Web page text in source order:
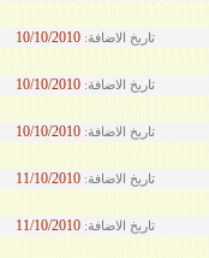
تاريخ الاضافة: 10/10/2010
تاريخ الاضافة: 10/10/2010
تاريخ الاضافة: 10/10/2010
تاريخ الاضافة: 11/10/2010
تاريخ الاضافة: 11/10/2010